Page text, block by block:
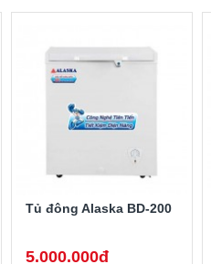
Tủ đông Alaska BD-200
5.000.000đ